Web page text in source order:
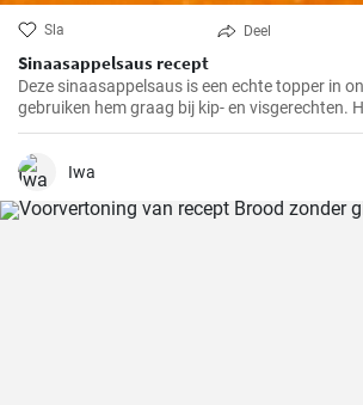
Sla Deel
Sinaasappelsaus recept
Deze sinaasappelsaus is een echte topper in
gebruiken hem graag bij kip- en visgerechten.
heeft een frisse sinaasappelsmaak die elk
Iwa